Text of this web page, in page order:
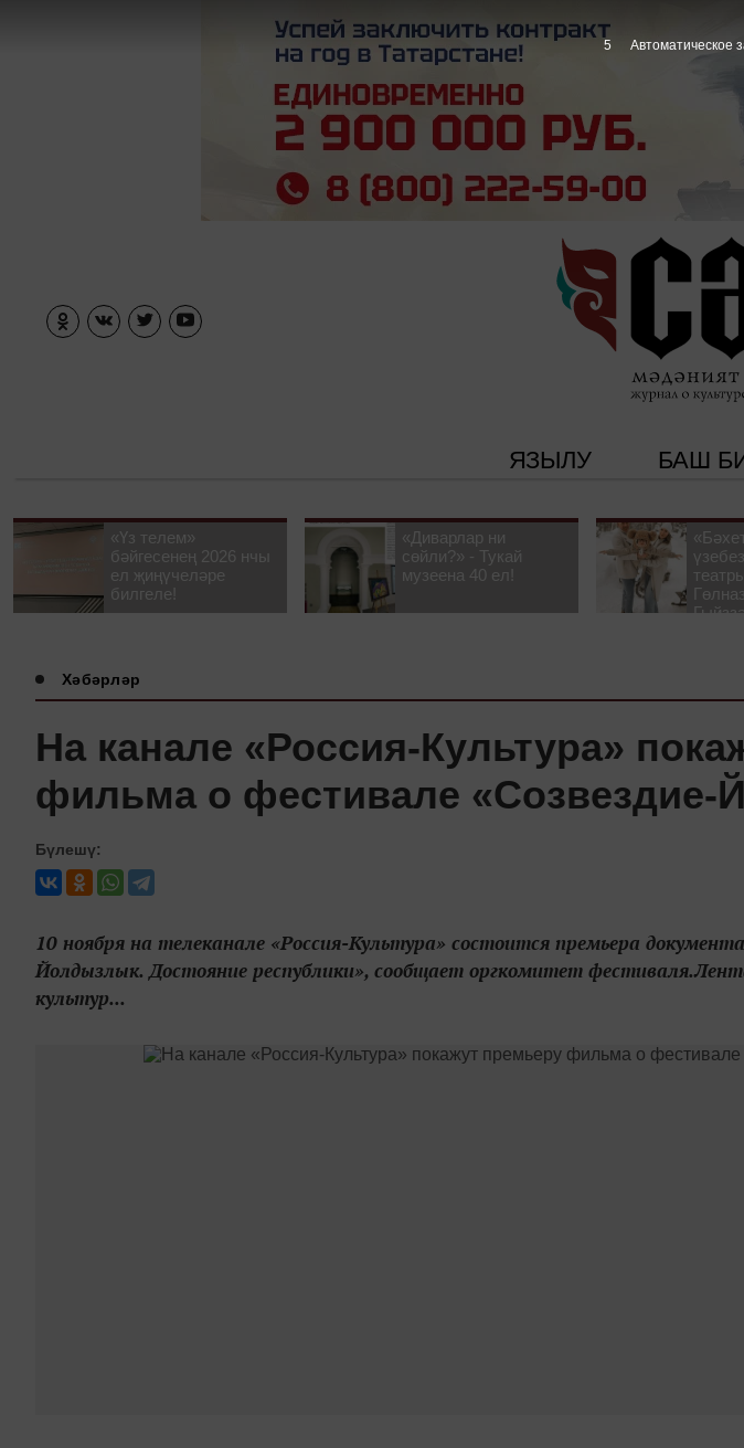
ЯЗЫЛУ БАШ
«Үз телем»
бәйгесенең 2026 нчы
ел җиңүчеләре
билгеле!
«Диварлар ни
сөйли?» - Тукай
музеена 40 ел!
Гөлназ
Хәбәрләр
На канале «Россия-Культура»
фильма о фестивале «Созвездие-
Бүлешү:
10 ноября на телеканале «Россия-Культура» состоится премьера
Йолдызлык. Достояние республики», сообщает оргкомитет
культур...
4 Автоматическое